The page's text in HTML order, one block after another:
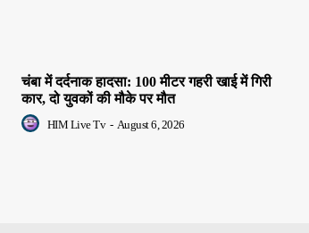
चंबा में दर्दनाक हादसा: 100 मीटर गहरी खाई में गिरी
कार, दो युवकों की मौके पर मौत
HIM Live Tv - August 6, 2026